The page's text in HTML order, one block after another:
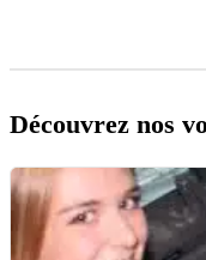
Découvrez nos